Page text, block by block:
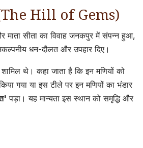
(The Hill of Gems)
माता सीता का विवाह जनकपुर में संपन्न हुआ,
धन-दौलत और उपहार दिए।
थे। कहा जाता है कि इन मणियों को
गया या इस टीले पर इन मणियों का भंडार
पड़ा। यह मान्यता इस स्थान को समृद्धि और